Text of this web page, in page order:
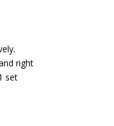
right
set